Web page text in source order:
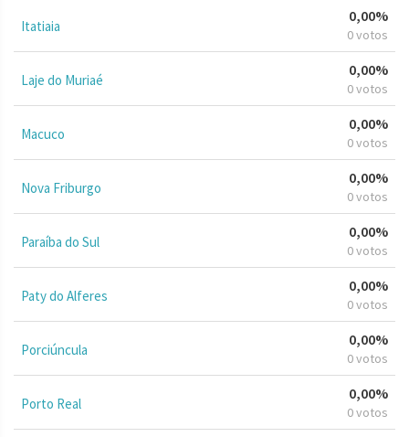
Itatiaia
0,00%
0 votos
Laje do Muriaé
0,00%
0 votos
Macuco
0,00%
0 votos
Nova Friburgo
0,00%
0 votos
Paraíba do Sul
0,00%
0 votos
Paty do Alferes
0,00%
0 votos
Porciúncula
0,00%
0 votos
Porto Real
0,00%
0 votos